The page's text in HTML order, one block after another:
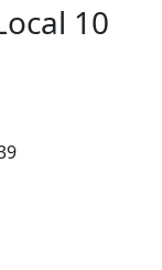
10